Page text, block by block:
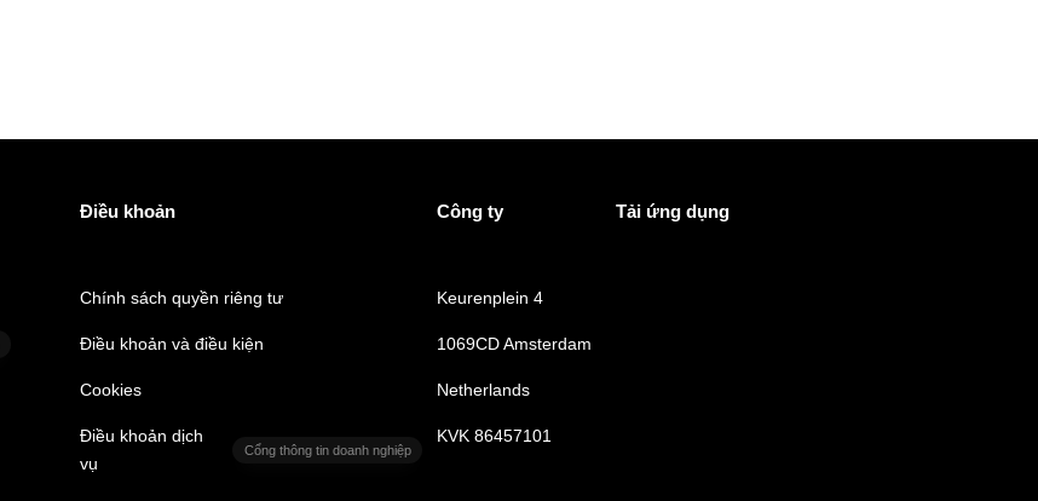
Điều khoản
Chính sách quyền riêng tư
Điều khoản và điều kiện
Cookies
Điều khoản dịch
vụ
Cổng thông tin doanh nghiệp
Công ty
Keurenplein 4
1069CD Amsterdam
Netherlands
KVK 86457101
Tải ứng dụng